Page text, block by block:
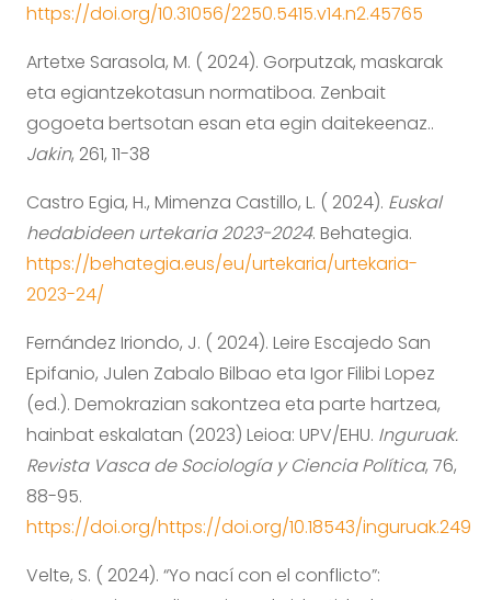
https://doi.org/10.31056/2250.5415.v14.n2.45765
Artetxe Sarasola, M. ( 2024). Gorputzak, maskarak
eta egiantzekotasun normatiboa. Zenbait
gogoeta bertsotan esan eta egin daitekeenaz..
Jakin, 261, 11-38
Castro Egia, H., Mimenza Castillo, L. ( 2024). Euskal
hedabideen urtekaria 2023-2024. Behategia.
https://behategia.eus/eu/urtekaria/urtekaria-
2023-24/
Fernández Iriondo, J. ( 2024). Leire Escajedo San
Epifanio, Julen Zabalo Bilbao eta Igor Filibi Lopez
(ed.). Demokrazian sakontzea eta parte hartzea,
hainbat eskalatan (2023) Leioa: UPV/EHU. Inguruak.
Revista Vasca de Sociología y Ciencia Política, 76,
88-95.
https://doi.org/https://doi.org/10.18543/inguruak.249
Velte, S. ( 2024). “Yo nací con el conflicto”: